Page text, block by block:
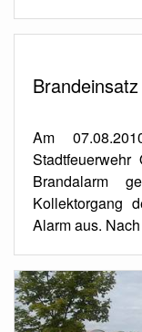
Brandeinsatz
Am
Brandalarm
Kollektorgang
Alarm aus.